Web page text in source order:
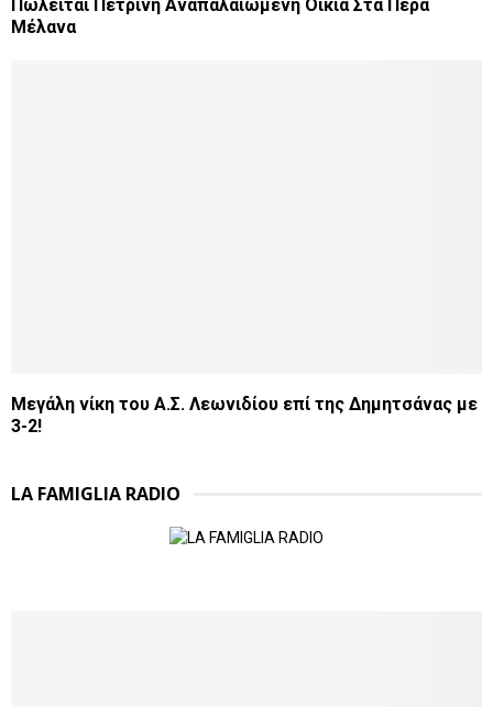
Πωλείται Πέτρινη Αναπαλαιωμένη Οικία Στα Πέρα
Μέλανα
Μεγάλη νίκη του Α.Σ. Λεωνιδίου επί της Δημητσάνας με
3-2!
LA FAMIGLIA RADIO